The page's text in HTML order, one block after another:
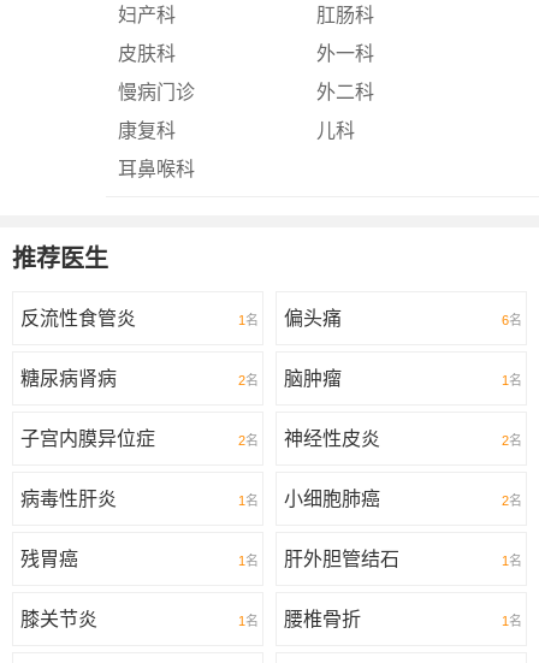
妇产科
肛肠科
皮肤科
外一科
慢病门诊
外二科
康复科
儿科
耳鼻喉科
推荐医生
反流性食管炎 1 名 偏头痛 6名
糖尿病肾病 2名 脑肿瘤 1 名
子宫内膜异位症 2名 神经性皮炎 2名
病毒性肝炎 1 名 小细胞肺癌 2名
残胃癌 1 名 肝外胆管结石 1 名
膝关节炎 1 名 腰椎骨折 1 名